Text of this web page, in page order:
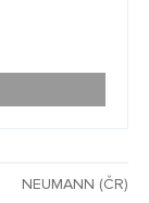
NEUMANN (ČR)